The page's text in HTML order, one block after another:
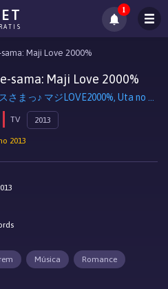
1
Maji Love 2000%
sama: Maji Love 2000%
TV 2013
2013
Música Romance